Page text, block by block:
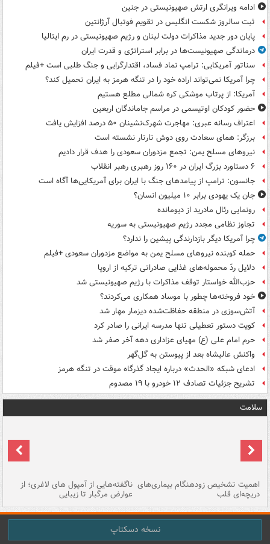
ادامه ویرانگری ارتش صهیونیستی در جنین
ثبت سالروز شکست انگلیس در تقویم فوتبال آرژانتین
پایان دور جدید مذاکرات دولت لبنان و رژیم صهیونیستی در رم ایتالیا
درماندگی صهیونیست‌ها در برابر استراتژی و قدرت ایران
سناتور آمریکایی: ترامپ نماد فساد، اقتدارگرایی و جنگ طلبی است +فیلم
چرا آمریکا نمی‌تواند اراده خود را در تنگه هرمز به ایران تحمیل کند؟
آمریکا: از پرتاب موشکی کره شمالی مطلع هستیم
حضور کودکان اوتیسمی در مراسم جاماندگان اربعین
اعتراف رسانه عبری: مهاجرت شهرک‌نشینان ۵۰ درصد افزایش یافت
برزگر: همای سعادت روی دوش تارتار نشسته است
نیروهای مسلح یمن: تجمع مزدوران سعودی را هدف قرار دادیم
۶ دستاورد بزرگ ایران در ۱۶۰ روز رهبری رهبر انقلاب
جانسون: ترامپ از پیامدهای جنگ با ایران برای آمریکایی‌ها آگاه است
جان یک یهودی برابر ۱۰ میلیون انسان؟
رونمایی رئال مادرید از دیومانده
تجاوز نظامی مجدد رژیم صهیونیستی به سوریه
چرا آمریکا دیگر بازدارندگی پیشین را ندارد؟
حمله کوبنده نیروهای مسلح یمن به مواضع مزدوران سعودی +فیلم
دلایل ردّ محموله‌های غذایی صادراتی ترکیه از اروپا
حزب‌الله خواستار توقف مذاکرات با رژیم صهیونیستی شد
خود فروخته‌ها چطور با موساد همکاری می‌کردند؟
آتش‌سوزی در منطقه حفاظت‌شده دیزمار مهار شد
کویت دستور تعطیلی تنها مدرسه ایرانی را صادر کرد
حرم امام علی (ع) مهیای عزاداری دهه آخر صفر شد
واکنش عالیشاه بعد از پیوستن به گل‌گهر
ادعای شبکه «الحدث» درباره ایجاد گذرگاه موقت در تنگه هرمز
تشریح جزئیات تصادف ۱۲ خودرو با ۱۹ مصدوم
سلامت
اهمیت تشخیص زودهنگام بیماری‌های
دریچه‌ای قلب
ناگفته‌هایی از آمپول های لاغری؛ از
عوارض مرگبار تا زیبایی
نسخه دسکتاپ